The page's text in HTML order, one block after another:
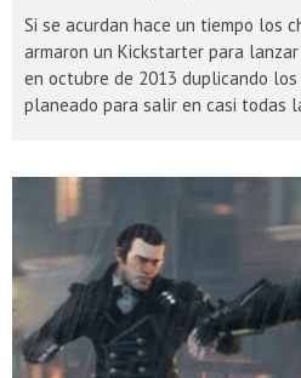
Si se acurdan hace un tiempo los
armaron un Kickstarter para
en octubre de 2013 duplicando
planeado para salir en casi todas